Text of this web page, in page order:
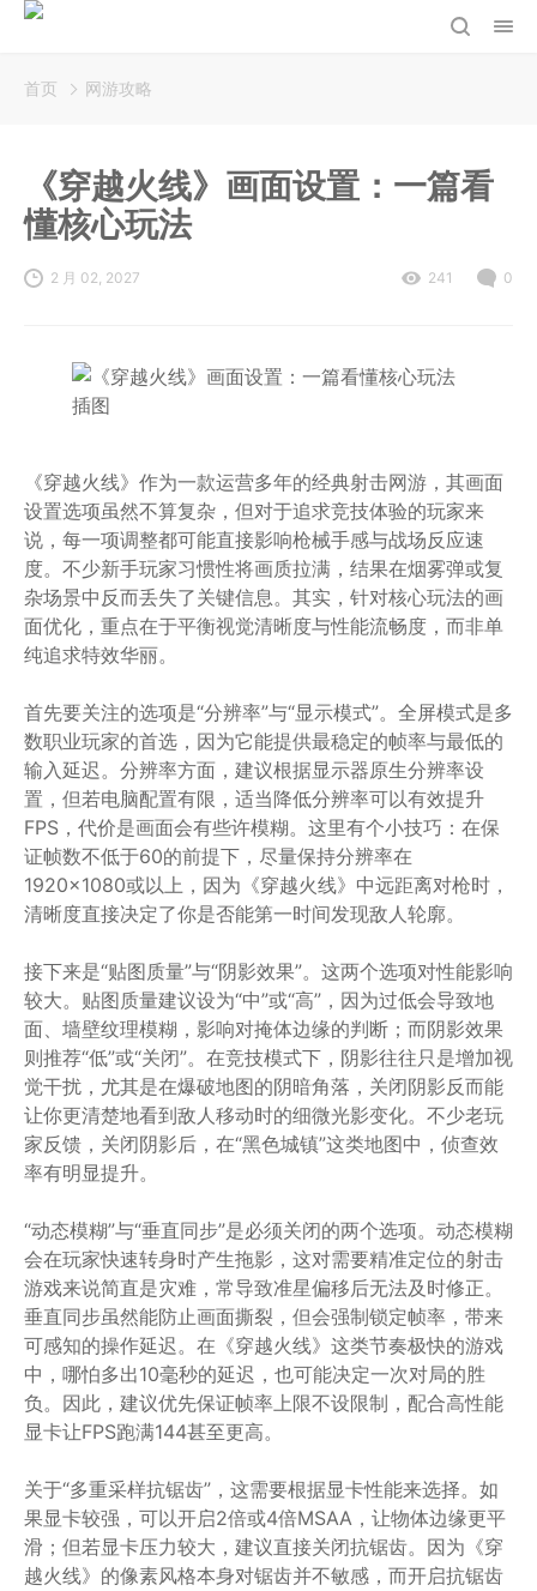
首页 网游攻略
《穿越火线》画面设置：一篇看
懂核心玩法
2 月 02, 2027 241 0
《穿越火线》作为一款运营多年的经典射击网游，其画面
设置选项虽然不算复杂，但对于追求竞技体验的玩家来
说，每一项调整都可能直接影响枪械手感与战场反应速
度。不少新手玩家习惯性将画质拉满，结果在烟雾弹或复
杂场景中反而丢失了关键信息。其实，针对核心玩法的画
面优化，重点在于平衡视觉清晰度与性能流畅度，而非单
纯追求特效华丽。
首先要关注的选项是“分辨率”与“显示模式”。全屏模式是多
数职业玩家的首选，因为它能提供最稳定的帧率与最低的
输入延迟。分辨率方面，建议根据显示器原生分辨率设
置，但若电脑配置有限，适当降低分辨率可以有效提升
FPS，代价是画面会有些许模糊。这里有个小技巧：在保
证帧数不低于60的前提下，尽量保持分辨率在
1920×1080或以上，因为《穿越火线》中远距离对枪时，
清晰度直接决定了你是否能第一时间发现敌人轮廓。
接下来是“贴图质量”与“阴影效果”。这两个选项对性能影响
较大。贴图质量建议设为“中”或“高”，因为过低会导致地
面、墙壁纹理模糊，影响对掩体边缘的判断；而阴影效果
则推荐“低”或“关闭”。在竞技模式下，阴影往往只是增加视
觉干扰，尤其是在爆破地图的阴暗角落，关闭阴影反而能
让你更清楚地看到敌人移动时的细微光影变化。不少老玩
家反馈，关闭阴影后，在“黑色城镇”这类地图中，侦查效
率有明显提升。
“动态模糊”与“垂直同步”是必须关闭的两个选项。动态模糊
会在玩家快速转身时产生拖影，这对需要精准定位的射击
游戏来说简直是灾难，常导致准星偏移后无法及时修正。
垂直同步虽然能防止画面撕裂，但会强制锁定帧率，带来
可感知的操作延迟。在《穿越火线》这类节奏极快的游戏
中，哪怕多出10毫秒的延迟，也可能决定一次对局的胜
负。因此，建议优先保证帧率上限不设限制，配合高性能
显卡让FPS跑满144甚至更高。
关于“多重采样抗锯齿”，这需要根据显卡性能来选择。如
果显卡较强，可以开启2倍或4倍MSAA，让物体边缘更平
滑；但若显卡压力较大，建议直接关闭抗锯齿。因为《穿
越火线》的像素风格本身对锯齿并不敏感，而开启抗锯齿